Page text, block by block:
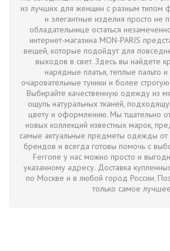
из лучших для женщин с разным типом
и элегантные изделия просто не
обладательнице остаться
интернет-магазина MON-PARIS
вещей, которые подойдут для
выходов в свет. Здесь вы найдете
нарядные платья, теплые пальто
очаровательные туники и более
Выбирайте качественную одежду из
ощупь натуральных тканей,
цвету и оформлению. Мы тщательно
новых коллекций известных марок,
самые актуальные предметы одежды от
брендов и всегда готовы помочь с
Ferrone у нас можно просто и
указанному адресу. Доставка
по Москве и в любой город России.
только самое